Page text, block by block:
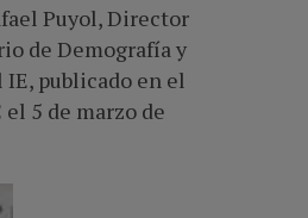
Puyol, Director
de Demografía y
publicado en el
5 de marzo de